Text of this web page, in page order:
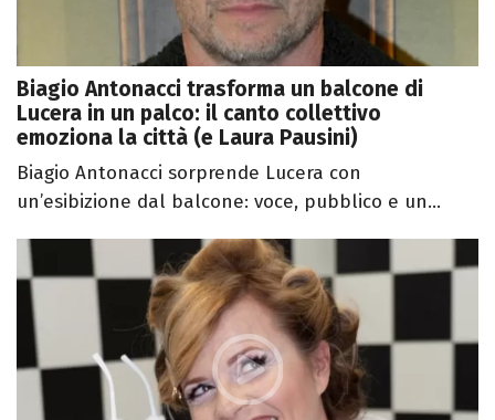
Biagio Antonacci trasforma un balcone di
Lucera in un palco: il canto collettivo
emoziona la città (e Laura Pausini)
Biagio Antonacci sorprende Lucera con
un’esibizione dal balcone: voce, pubblico e un...